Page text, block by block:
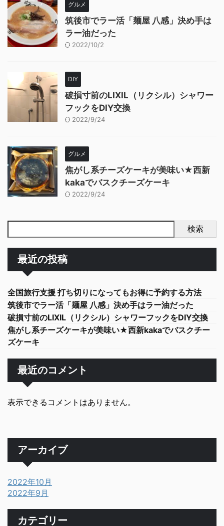
グルメ
筑後市でラー活「麺屋 八感」決め手は
ラー油だった
2022/10/2
DIY
破損寸前のLIXIL（リクシル）シャワー
フックをDIY交換
2022/9/24
グルメ
焦がし系チーズケーキが美味い★西新
kakaでバスクチーズケーキ
2022/9/24
検索
最近の投稿
全国旅行支援 打ち切りになってもお得に予約する方法
筑後市でラー活「麺屋 八感」決め手はラー油だった
破損寸前のLIXIL（リクシル）シャワーフックをDIY交換
焦がし系チーズケーキが美味い★西新kakaでバスクチー
ズケーキ
最近のコメント
表示できるコメントはありません。
アーカイブ
2022年10月
2022年9月
カテゴリー